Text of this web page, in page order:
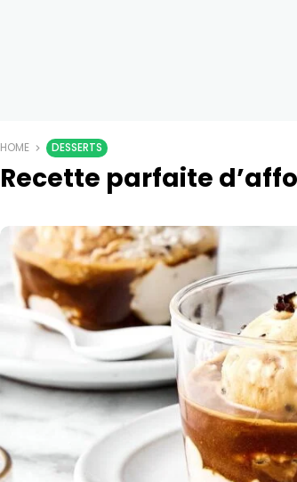
HOME DESSERTS
Recette parfaite